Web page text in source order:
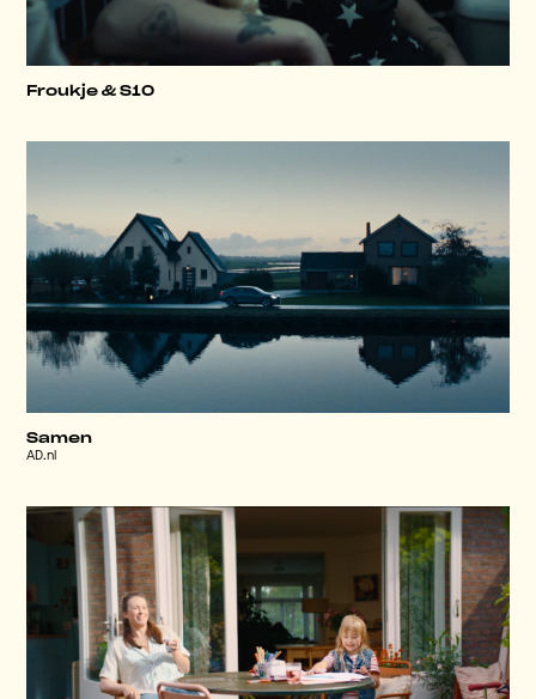
Froukje & S10
Samen
AD.nl